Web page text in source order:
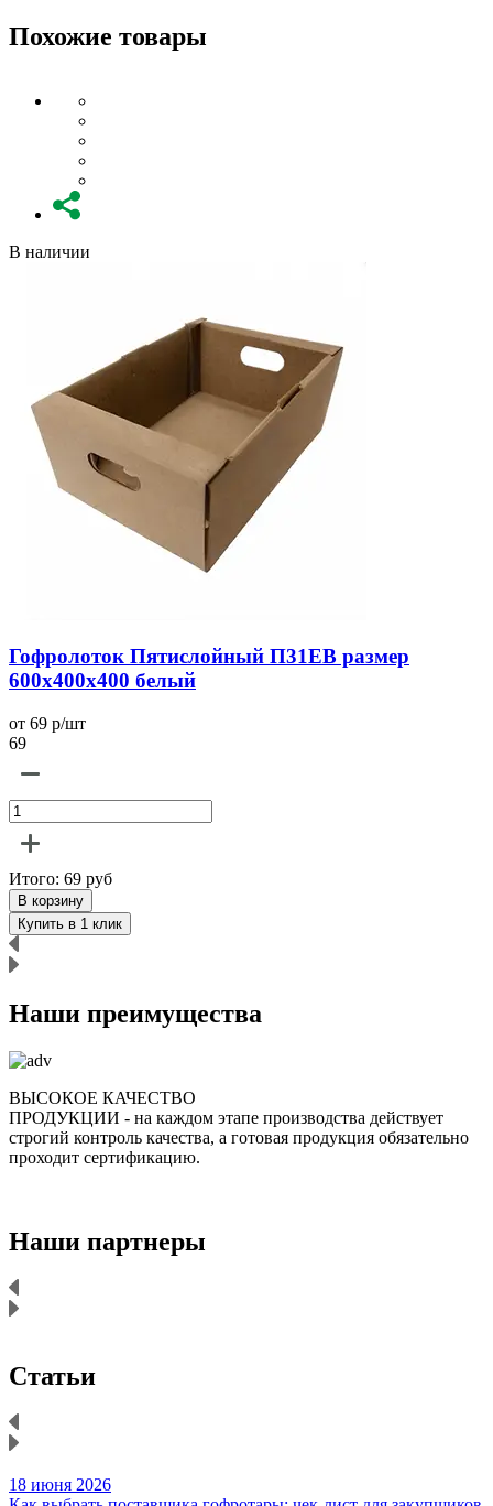
Похожие товары
В наличии
Гофролоток Пятислойный П31EB размер
600x400x400 белый
от 69 р/шт
69
Итого: 69 руб
В корзину
Купить в 1 клик
Наши преимущества
ВЫСОКОЕ КАЧЕСТВО
ПРОДУКЦИИ - на каждом этапе производства действует
строгий контроль качества, а готовая продукция обязательно
проходит сертификацию.
Наши партнеры
Статьи
18 июня 2026